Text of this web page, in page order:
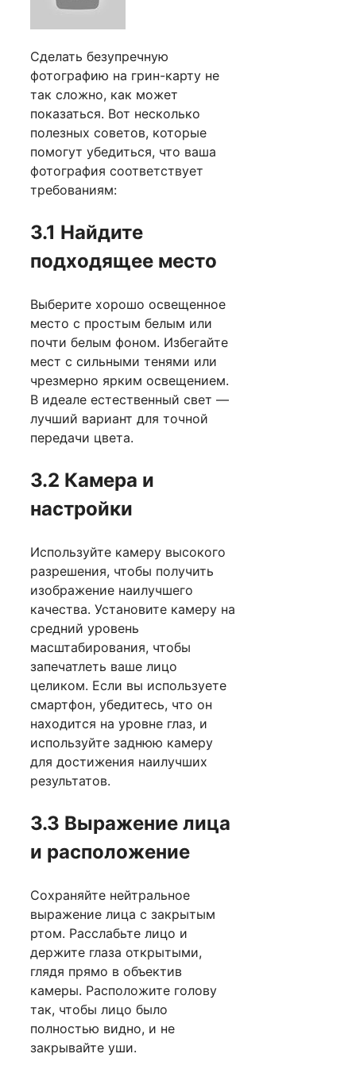
Сделать безупречную
фотографию на грин-карту не
так сложно, как может
показаться. Вот несколько
полезных советов, которые
помогут убедиться, что ваша
фотография соответствует
требованиям:
3.1 Найдите
подходящее место
Выберите хорошо освещенное
место с простым белым или
почти белым фоном. Избегайте
мест с сильными тенями или
чрезмерно ярким освещением.
В идеале естественный свет —
лучший вариант для точной
передачи цвета.
3.2 Камера и
настройки
Используйте камеру высокого
разрешения, чтобы получить
изображение наилучшего
качества. Установите камеру на
средний уровень
масштабирования, чтобы
запечатлеть ваше лицо
целиком. Если вы используете
смартфон, убедитесь, что он
находится на уровне глаз, и
используйте заднюю камеру
для достижения наилучших
результатов.
3.3 Выражение лица
и расположение
Сохраняйте нейтральное
выражение лица с закрытым
ртом. Расслабьте лицо и
держите глаза открытыми,
глядя прямо в объектив
камеры. Расположите голову
так, чтобы лицо было
полностью видно, и не
закрывайте уши.